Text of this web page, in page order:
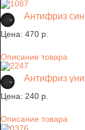
Антифриз
Цена: 470 p.
Описание товара
Антифриз
Цена: 240 p.
Описание товара